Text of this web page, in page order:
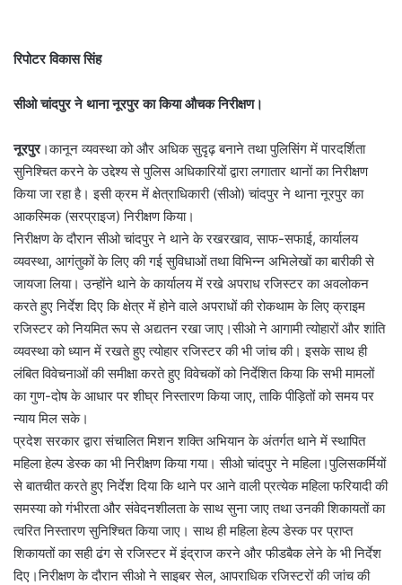
रिपोटर विकास सिंह
सीओ चांदपुर ने थाना नूरपुर का किया औचक निरीक्षण।
नूरपुर।कानून व्यवस्था को और अधिक सुदृढ़ बनाने तथा पुलिसिंग में पारदर्शिता
सुनिश्चित करने के उद्देश्य से पुलिस अधिकारियों द्वारा लगातार थानों का निरीक्षण
किया जा रहा है। इसी क्रम में क्षेत्राधिकारी (सीओ) चांदपुर ने थाना नूरपुर का
आकस्मिक (सरप्राइज) निरीक्षण किया।
निरीक्षण के दौरान सीओ चांदपुर ने थाने के रखरखाव, साफ-सफाई, कार्यालय
व्यवस्था, आगंतुकों के लिए की गई सुविधाओं तथा विभिन्न अभिलेखों का बारीकी से
जायजा लिया। उन्होंने थाने के कार्यालय में रखे अपराध रजिस्टर का अवलोकन
करते हुए निर्देश दिए कि क्षेत्र में होने वाले अपराधों की रोकथाम के लिए क्राइम
रजिस्टर को नियमित रूप से अद्यतन रखा जाए।सीओ ने आगामी त्योहारों और शांति
व्यवस्था को ध्यान में रखते हुए त्योहार रजिस्टर की भी जांच की। इसके साथ ही
लंबित विवेचनाओं की समीक्षा करते हुए विवेचकों को निर्देशित किया कि सभी मामलों
का गुण-दोष के आधार पर शीघ्र निस्तारण किया जाए, ताकि पीड़ितों को समय पर
न्याय मिल सके।
प्रदेश सरकार द्वारा संचालित मिशन शक्ति अभियान के अंतर्गत थाने में स्थापित
महिला हेल्प डेस्क का भी निरीक्षण किया गया। सीओ चांदपुर ने महिला।पुलिसकर्मियों
से बातचीत करते हुए निर्देश दिया कि थाने पर आने वाली प्रत्येक महिला फरियादी की
समस्या को गंभीरता और संवेदनशीलता के साथ सुना जाए तथा उनकी शिकायतों का
त्वरित निस्तारण सुनिश्चित किया जाए। साथ ही महिला हेल्प डेस्क पर प्राप्त
शिकायतों का सही ढंग से रजिस्टर में इंद्राज करने और फीडबैक लेने के भी निर्देश
दिए।निरीक्षण के दौरान सीओ ने साइबर सेल, आपराधिक रजिस्टरों की जांच की